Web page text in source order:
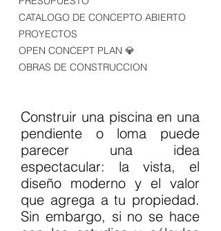
CATALOGO DE CONCEPTO ABIERTO
PROYECTOS
OPEN CONCEPT PLAN 💎
OBRAS DE CONSTRUCCION
Construir una piscina en una
pendiente o loma puede
parecer una idea
espectacular: la vista, el
diseño moderno y el valor
que agrega a tu propiedad.
Sin embargo, si no se hace